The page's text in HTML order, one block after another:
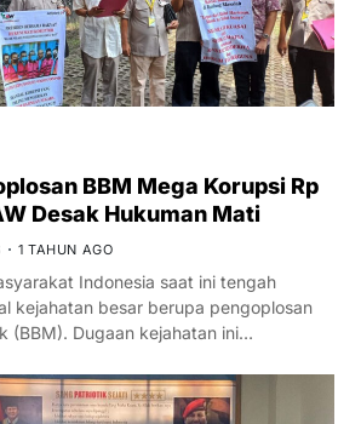
BBM Mega Korupsi Rp
Desak Hukuman Mati
1 TAHUN AGO
Indonesia saat ini tengah
kejahatan besar berupa pengoplosan
(BBM). Dugaan kejahatan ini…